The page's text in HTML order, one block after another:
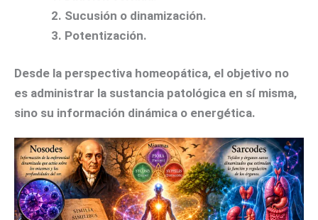
Sucusión o dinamización.
Potentización.
Desde la perspectiva homeopática, el objetivo no
es administrar la sustancia patológica en sí misma,
sino su información dinámica o energética.